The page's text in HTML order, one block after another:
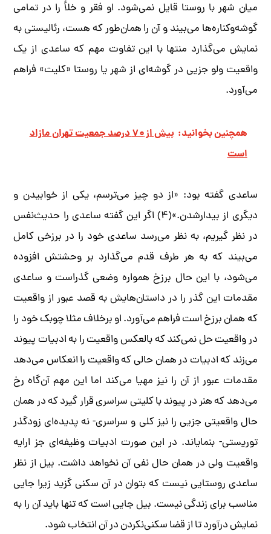
میان شهر با روستا قایل نمی‌شود. او فقر و خلأ را در تمامی
گوشه‌وکناره‌ها می‌بیند و آن را همان‌طور که هست، رئالیستی به
نمایش می‌گذارد منتها با این تفاوت مهم که ساعدی از یک
واقعیت ولو جزیی در گوشه‌ای از شهر یا روستا «کلیت» فراهم
می‌آورد.
همچنین بخوانید:
بیش از ۷۰ درصد جمعیت تهران مازاد
است
ساعدی گفته بود: «از دو چیز می‌ترسم، یکی از خوابیدن و
دیگری از بیدارشدن.»(۴) اگر این گفته ساعدی را حدیث‌نفس
در نظر گیریم، به نظر می‌رسد ساعدی خود را در برزخی کامل
می‌بیند که به هر طرف قدم می‌گذارد بر وحشتش افزوده
می‌شود، با این حال برزخ همواره وضعی گذراست و ساعدی
مقدمات این گذر را در داستان‌هایش به قصد عبور از واقعیت
که همان برزخ است فراهم می‌آورد. او برخلاف مثلا چوبک خود را
در واقعیت حل نمی‌کند که بالعکس واقعیت را به ادبیات پیوند
می‌زند که ادبیات در همان حالی که واقعیت را انعکاس می‌دهد
مقدمات عبور از آن را نیز مهیا می‌کند اما این مهم آن‌گاه رخ
می‌دهد که هنر در پیوند با کلیتی سراسری قرار گیرد که در همان
حال واقعیتی جزیی را نیز کلی و سراسری- نه پدیده‌ای زودگذر
توریستی- بنمایاند. در این صورت ادبیات وظیفه‌ای جز ارایه
واقعیت ولی در همان حال نفی آن نخواهد داشت. بیل از نظر
ساعدی روستایی نیست که بتوان در آن سکنی گزید زیرا جایی
مناسب برای زندگی نیست. بیل جایی است که تنها باید آن را به
نمایش درآورد تا از قضا سکنی‌نکردن در آن انتخاب شود.